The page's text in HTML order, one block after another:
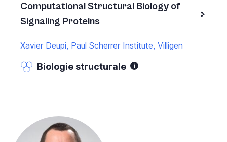
Computational Structural Biology of
Signaling Proteins
Xavier Deupi, Paul Scherrer Institute, Villigen
Biologie structurale